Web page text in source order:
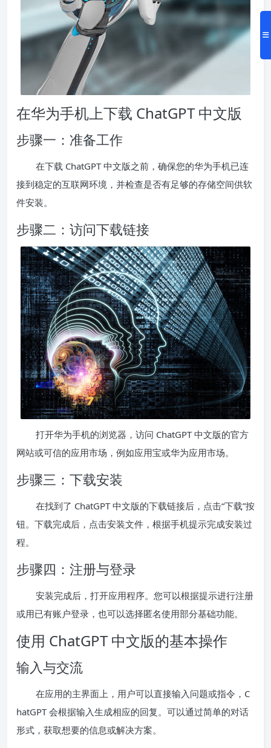
在华为手机上下载 ChatGPT 中文版
步骤一：准备工作
在下载 ChatGPT 中文版之前，确保您的华为手机已连
接到稳定的互联网环境，并检查是否有足够的存储空间供软
件安装。
步骤二：访问下载链接
打开华为手机的浏览器，访问 ChatGPT 中文版的官方
网站或可信的应用市场，例如应用宝或华为应用市场。
步骤三：下载安装
在找到了 ChatGPT 中文版的下载链接后，点击“下载”按
钮。下载完成后，点击安装文件，根据手机提示完成安装过
程。
步骤四：注册与登录
安装完成后，打开应用程序。您可以根据提示进行注册
或用已有账户登录，也可以选择匿名使用部分基础功能。
使用 ChatGPT 中文版的基本操作
输入与交流
在应用的主界面上，用户可以直接输入问题或指令，C
hatGPT 会根据输入生成相应的回复。可以通过简单的对话
形式，获取想要的信息或解决方案。